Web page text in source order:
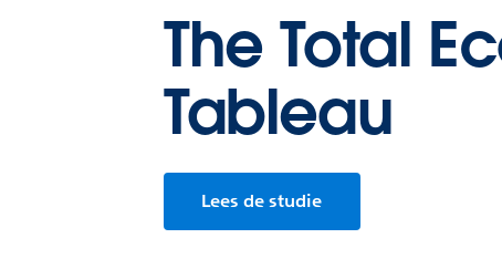
The Total
Tableau
Lees de studie